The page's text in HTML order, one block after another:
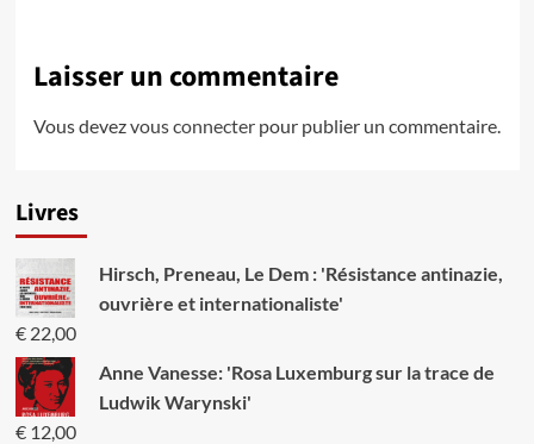
Laisser un commentaire
Vous devezvous connecterpour publier un commentaire.
Livres
Hirsch, Preneau, Le Dem : 'Résistance antinazie,
ouvrière et internationaliste'
€22,00
Anne Vanesse: 'Rosa Luxemburg sur la trace de
Ludwik Warynski'
€12,00